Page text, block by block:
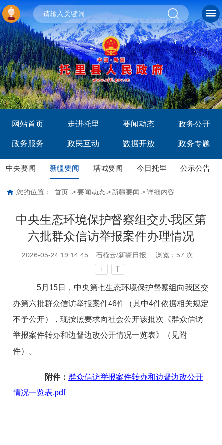
网站首页 走进托里 要闻动态 政务公开
政务服务 政民互动 数据开放 政务专题
中央要闻 新疆要闻 塔城要闻 今日托里 公示公告
您的位置： 首页 > 要闻动态 > 新疆要闻 > 详细内容
中央生态环境保护督察组交办我区第
六批群众信访举报案件办理情况
2026-05-24 19:14:45 石榴云/新疆日报 浏览： 57 次
T T
5月15日，中央第七生态环境保护督察组向我区交
办第六批群众信访举报案件46件（其中4件依据相关规定
不予公开），现按照要求向社会公开该批次《群众信访
举报案件转办和边督边改公开情况一览表》（见附
件）。
附件：群众信访举报案件转办和边督边改公开
情况一览表.pdf